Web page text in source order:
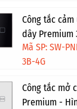
Công tắc cảm
dây Premium
HV - Đen viền
Mã SP: SW-
3B-4G
Công tắc mở
Premium -